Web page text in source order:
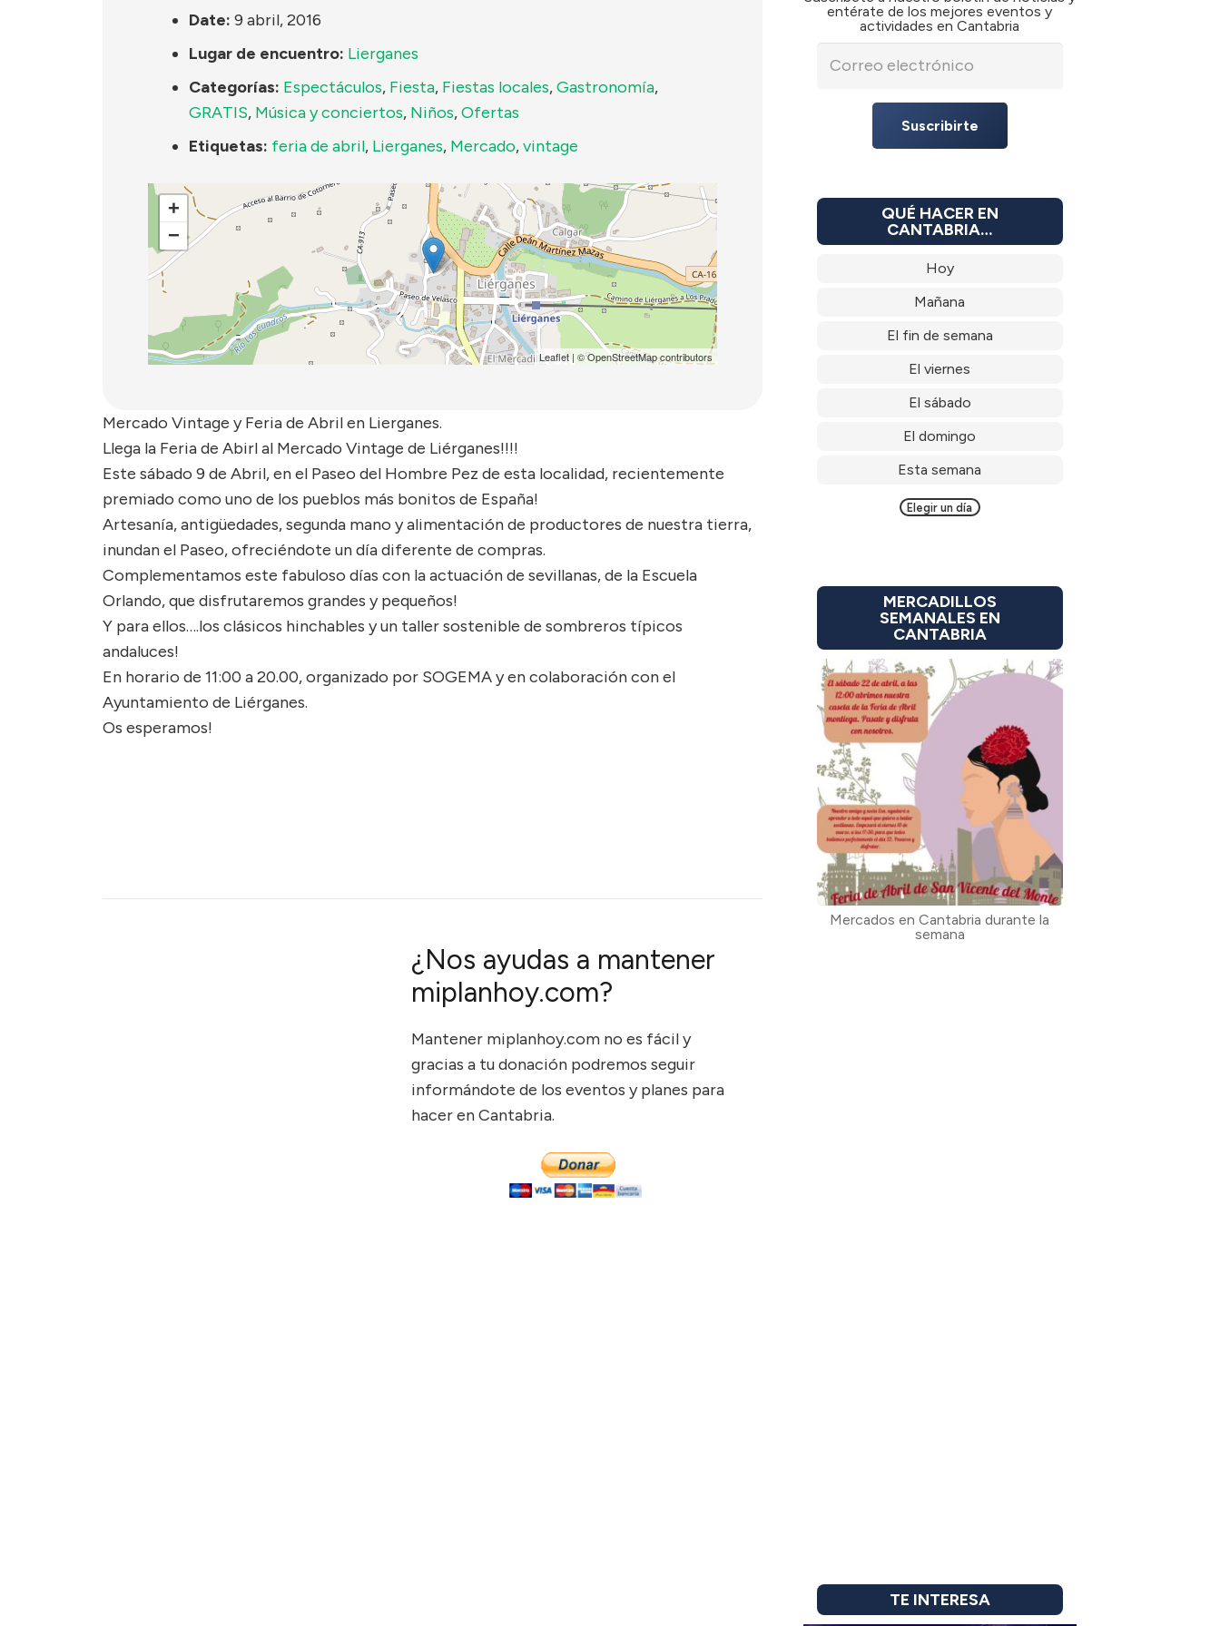
Date: 9 abril, 2016
Lugar de encuentro: Lierganes
Categorías: Espectáculos, Fiesta, Fiestas locales,Gastronomía,
GRATIS, Música y conciertos, Niños,Ofertas
Etiquetas: feria de abril, Lierganes, Mercado,vintage
+
−
Leaflet| ©OpenStreetMapcontributors
Mercado Vintage y Feria de Abril en Lierganes.
Llega la Feria de Abirl al Mercado Vintage de Liérganes!!!!
Este sábado 9 de Abril, en el Paseo del Hombre Pez de esta localidad, recientemente
premiado como uno de los pueblos más bonitos de España!
Artesanía, antigüedades, segunda mano y alimentación de productores de nuestra tierra,
inundan el Paseo, ofreciéndote un día diferente de compras.
Complementamos este fabuloso días con la actuación de sevillanas, de la Escuela
Orlando, que disfrutaremos grandes y pequeños!
Y para ellos….los clásicos hinchables y un taller sostenible de sombreros típicos
andaluces!
En horario de 11:00 a 20.00, organizado por SOGEMA y en colaboración con el
Ayuntamiento de Liérganes.
Os esperamos!
¿Nos ayudas a mantener
miplanhoy.com?
Mantener miplanhoy.com no es fácil y
gracias a tu donación podremos seguir
informándote de los eventos y planes para
hacer en Cantabria.
entérate de los mejores eventos y
actividades en Cantabria
Suscribirte
QUÉ HACER EN
CANTABRIA…
Hoy
Mañana
El fin de semana
El viernes
El sábado
El domingo
Esta semana
Elegir un día
MERCADILLOS
SEMANALES EN
CANTABRIA
Mercados en Cantabria durante la
semana
TE INTERESA